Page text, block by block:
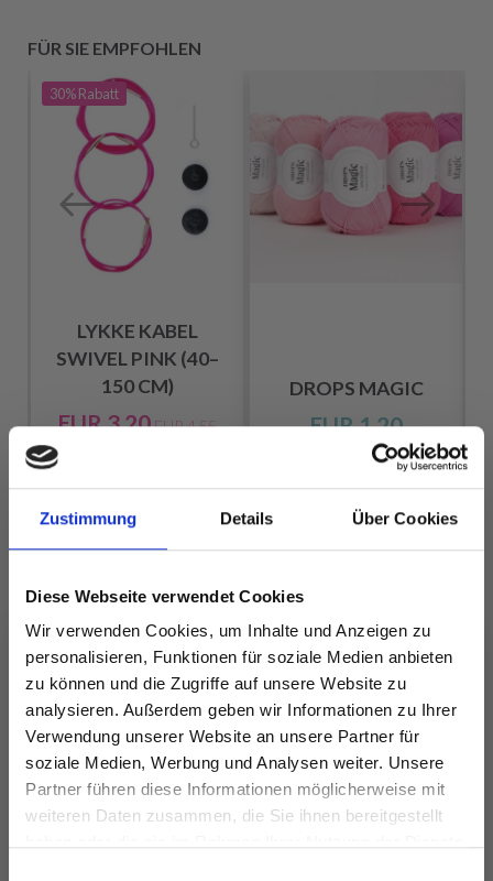
Zustimmung Details Über Cookies
Diese Webseite verwendet Cookies
Wir verwenden Cookies, um Inhalte und Anzeigen zu
personalisieren, Funktionen für soziale Medien anbieten
zu können und die Zugriffe auf unsere Website zu
analysieren. Außerdem geben wir Informationen zu Ihrer
Verwendung unserer Website an unsere Partner für
soziale Medien, Werbung und Analysen weiter. Unsere
Partner führen diese Informationen möglicherweise mit
weiteren Daten zusammen, die Sie ihnen bereitgestellt
FÜR SIE EMPFOHLEN
30%Rabatt
LYKKE KABEL
SWIVEL PINK (40–
150 CM)
EUR 3.20EUR 4.55
31/08/2026
Alle Optionen
DROPS MAGIC
EUR 1.20
Alle Optionen
ANDERE HABEN SICH AUCH ANGESEHEN
Spare bis zu 50%